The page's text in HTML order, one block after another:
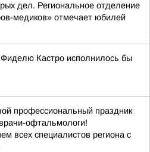
дел. Региональное отделение
медиков» отмечает юбилей
Фиделю Кастро исполнилось бы
профессиональный праздник
офтальмологи!
всех специалистов региона с